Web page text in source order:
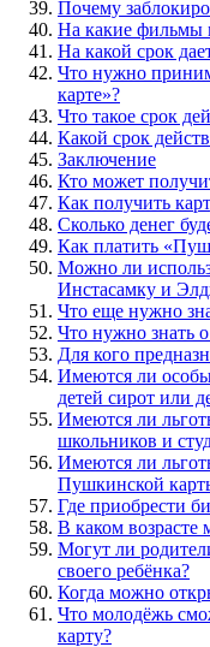
Почему
На какие фильмы
На какой срок
Что нужно
карте»?
Что такое срок
Какой срок
Заключение
Кто может
Как получить
Сколько денег
Как платить
Можно ли
Инстасамку и
Что еще нужно
Что нужно знать
Для кого
Имеются ли
детей сирот или
Имеются ли
школьников и
Имеются ли
Пушкинской
Где приобрести
В каком
Могут ли
своего ребёнка?
Когда можно
Что молодёжь
карту?